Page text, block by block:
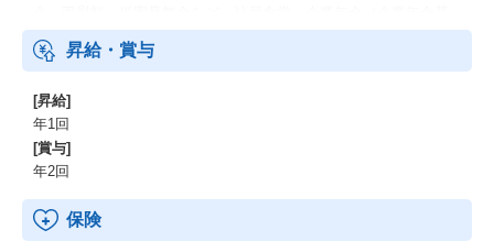
金、確定拠出年金）、電気通信共済会(個人年金、遺児育英基金)
昇給・賞与
[昇給]
年1回
[賞与]
年2回
保険